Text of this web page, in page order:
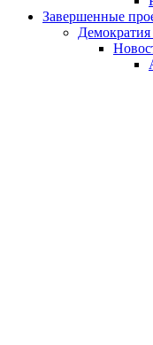
Завершенные
Демократия